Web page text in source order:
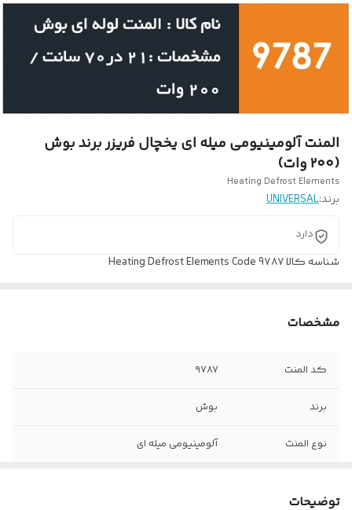
المنت آلومینیومی میله ای یخچال فریزر برند بوش
(۲۰۰ وات)
Heating Defrost Elements
برند:UNIVERSAL
دارد
شناسه کالاHeating Defrost Elements Code 9۷۸۷
مشخصات
کد المنت ۹۷۸۷
برند بوش
نوع المنت آلومینیومی میله ای
توضیحات